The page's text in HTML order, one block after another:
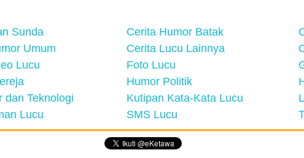
Sunda Cerita Humor Batak
Umum Cerita Lucu Lainnya
Lucu Foto Lucu
Humor Politik
dan Teknologi Kutipan Kata-Kata Lucu
Lucu SMS Lucu